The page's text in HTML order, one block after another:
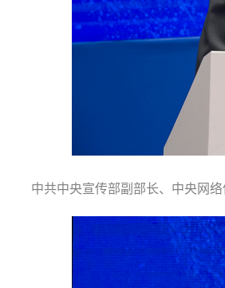
中共中央宣传部副部长、中央网